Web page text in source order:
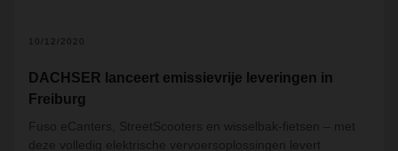
10/12/2020
DACHSER lanceert emissievrije leveringen in
Freiburg
Fuso eCanters, StreetScooters en wisselbak-fietsen – met
deze volledig elektrische vervoersoplossingen levert